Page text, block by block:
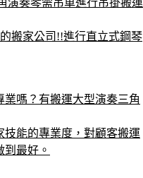
搬家公司!!進行直立式鋼琴
嗎？有搬運大型演奏三角
能的專業度，對顧客搬運
最好。